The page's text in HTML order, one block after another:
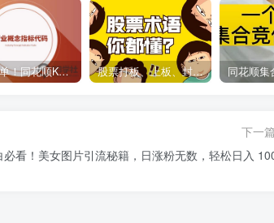
超级简单！同花顺K线界面显示行业概念指标代码图解 股票打板、上板、封板、翘板、炸板是什么意思？炒股你必须懂的暗语！
下一
必看！美女图片引流秘籍，日涨粉无数，轻松日入